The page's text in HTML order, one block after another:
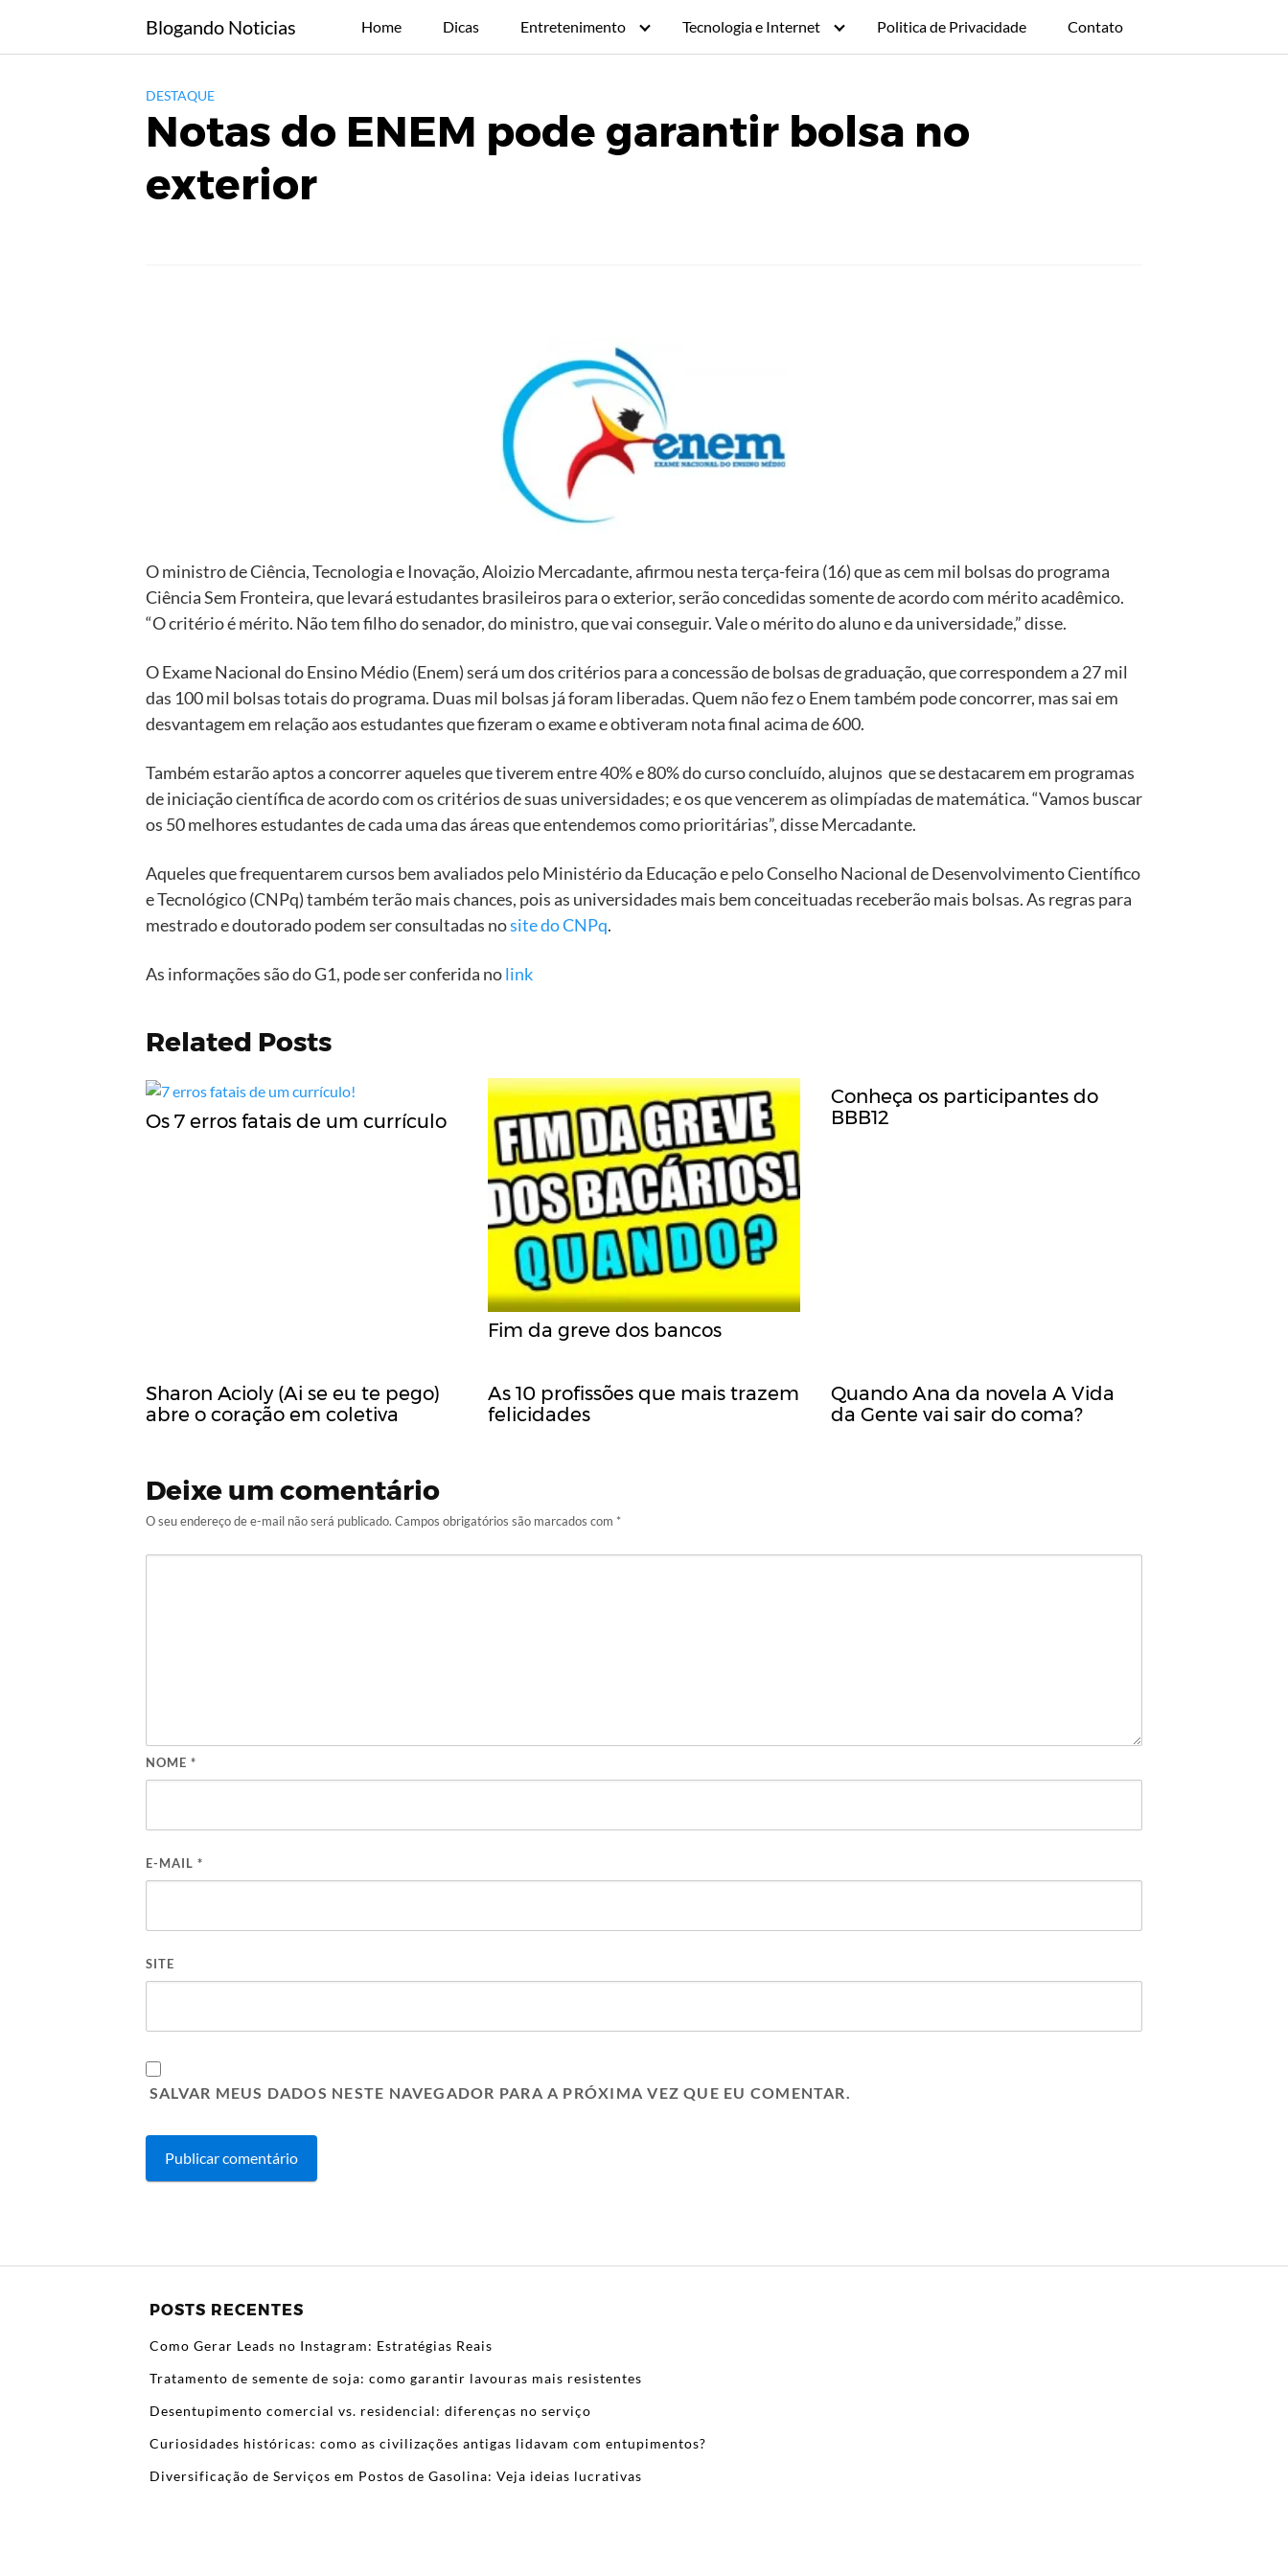
content
Blogando Noticias Home Dicas Entretenimento Tecnologia e Internet Politica de Privacidade Contato
DESTAQUE
Notas do ENEM pode garantir bolsa no
exterior
O ministro de Ciência, Tecnologia e Inovação, Aloizio Mercadante, afirmou nesta terça-feira (16) que as cem mil bolsas do programa
Ciência Sem Fronteira, que levará estudantes brasileiros para o exterior, serão concedidas somente de acordo com mérito acadêmico.
“O critério é mérito. Não tem filho do senador, do ministro, que vai conseguir. Vale o mérito do aluno e da universidade,” disse.
O Exame Nacional do Ensino Médio (Enem) será um dos critérios para a concessão de bolsas de graduação, que correspondem a 27 mil
das 100 mil bolsas totais do programa. Duas mil bolsas já foram liberadas. Quem não fez o Enem também pode concorrer, mas sai em
desvantagem em relação aos estudantes que fizeram o exame e obtiveram nota final acima de 600.
Também estarão aptos a concorrer aqueles que tiverem entre 40% e 80% do curso concluído, alujnos que se destacarem em programas
de iniciação científica de acordo com os critérios de suas universidades; e os que vencerem as olimpíadas de matemática. “Vamos buscar
os 50 melhores estudantes de cada uma das áreas que entendemos como prioritárias”, disse Mercadante.
Aqueles que frequentarem cursos bem avaliados pelo Ministério da Educação e pelo Conselho Nacional de Desenvolvimento Científico
e Tecnológico (CNPq) também terão mais chances, pois as universidades mais bem conceituadas receberão mais bolsas. As regras para
mestrado e doutorado podem ser consultadas nosite do CNPq.
As informações são do G1, pode ser conferida nolink
Related Posts
Os 7 erros fatais de um currículo
Fim da greve dos bancos
Conheça os participantes do
BBB12
Sharon Acioly (Ai se eu te pego)
abre o coração em coletiva
As 10 profissões que mais trazem
felicidades
Quando Ana da novela A Vida
da Gente vai sair do coma?
Deixe um comentário
O seu endereço de e-mail não será publicado. Campos obrigatórios são marcados com *
NOME *
E-MAIL *
SITE
SALVAR MEUS DADOS NESTE NAVEGADOR PARA A PRÓXIMA VEZ QUE EU COMENTAR.
POSTS RECENTES
Como Gerar Leads no Instagram: Estratégias Reais
Tratamento de semente de soja: como garantir lavouras mais resistentes
Desentupimento comercial vs. residencial: diferenças no serviço
Curiosidades históricas: como as civilizações antigas lidavam com entupimentos?
Diversificação de Serviços em Postos de Gasolina: Veja ideias lucrativas